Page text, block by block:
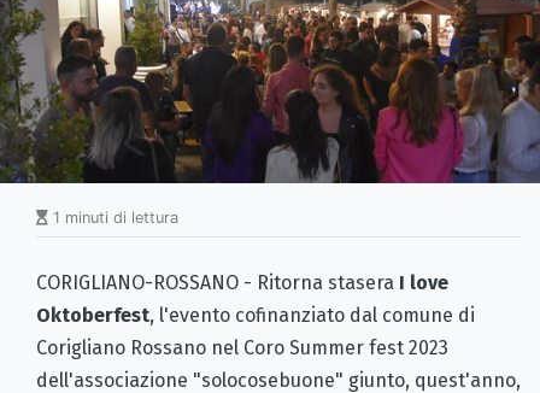
1 minuti di lettura
CORIGLIANO-ROSSANO - Ritorna stasera I love
Oktoberfest, l'evento cofinanziato dal comune di
Corigliano Rossano nel Coro Summer fest 2023
dell'associazione "solocosebuone" giunto, quest'anno,